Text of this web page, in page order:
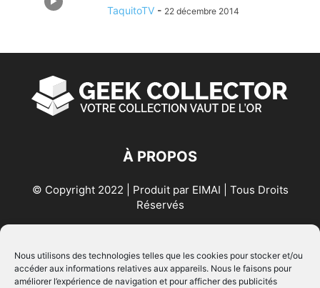
Nous utilisons des technologies telles que les cookies pour stocker et/ou
accéder aux informations relatives aux appareils. Nous le faisons pour
améliorer l’expérience de navigation et pour afficher des publicités
TaquitoTV - 22 décembre 2014
À PROPOS
© Copyright 2022 | Produit par EIMAI | Tous Droits
Réservés
SUIVEZ NOUS